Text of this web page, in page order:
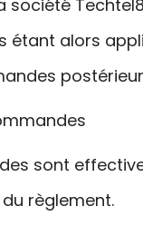
société
étant alors
sont
règlement.